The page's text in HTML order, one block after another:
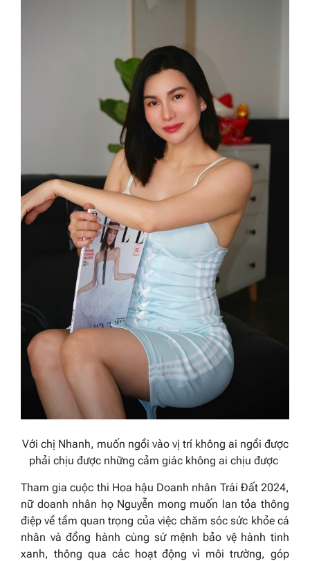
Với chị Nhanh, muốn ngồi vào vị trí không ai ngồi được
phải chịu được những cảm giác không ai chịu được
Tham gia cuộc thi Hoa hậu Doanh nhân Trái Đất 2024,
nữ doanh nhân họ Nguyễn mong muốn lan tỏa thông
điệp về tầm quan trọng của việc chăm sóc sức khỏe cá
nhân và đồng hành cùng sứ mệnh bảo vệ hành tinh
xanh, thông qua các hoạt động vì môi trường, góp